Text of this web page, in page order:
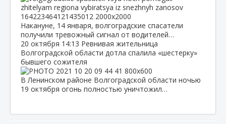
Накануне, 14 января, волгоградские спасатели
получили тревожный сигнал от водителей…
20 октября 14:13 Ревнивая жительница
Волгоградской области дотла спалила «шестерку»
бывшего сожителя
В Ленинском районе Волгоградской области ночью
19 октября огонь полностью уничтожил…